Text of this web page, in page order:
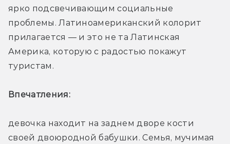
ярко подсвечивающим социальные
проблемы. Латиноамериканский колорит
прилагается — и это не та Латинская
Америка, которую с радостью покажут
туристам.
Впечатления:
девочка находит на заднем дворе кости
своей двоюродной бабушки. Семья, мучимая